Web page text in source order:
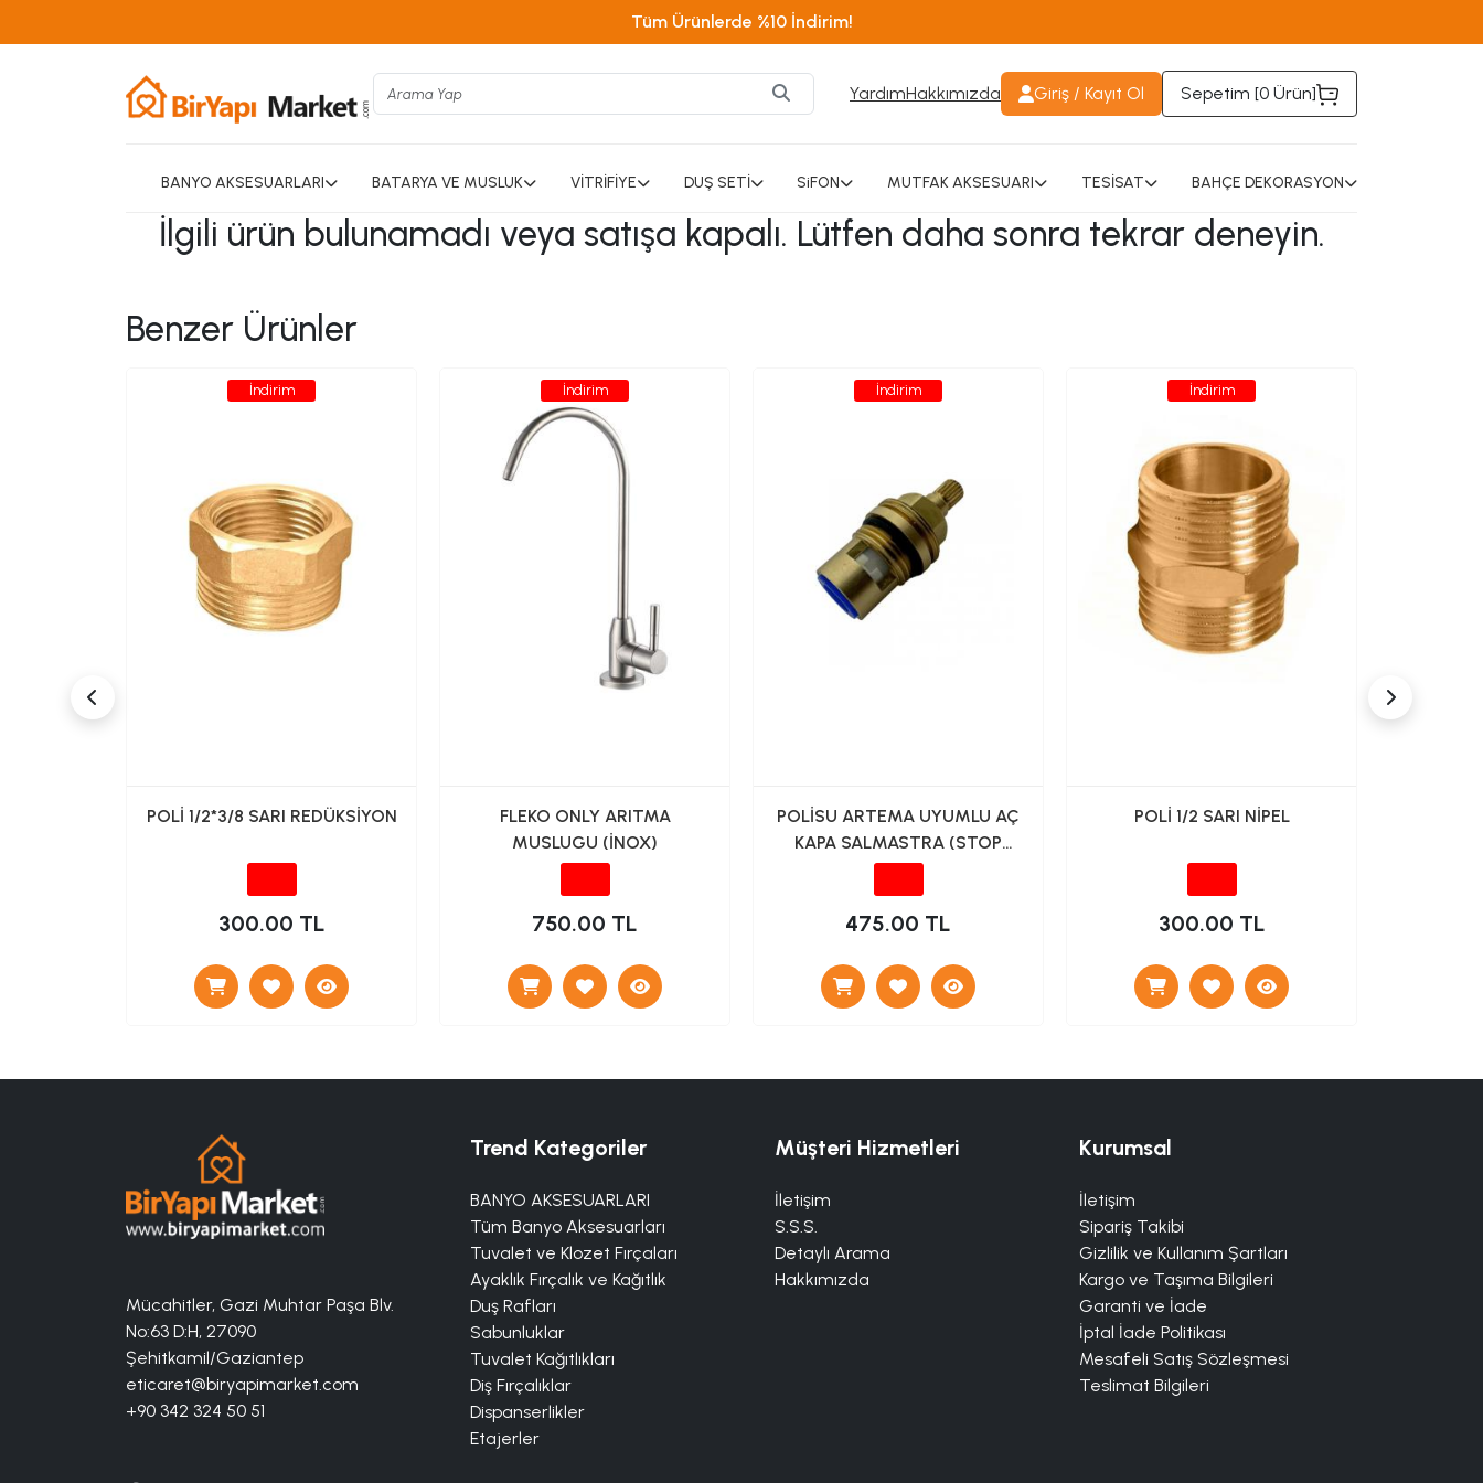
Tüm Ürünlerde %10 İndirim!
YardımHakkımızda Giriş / Kayıt Ol Sepetim [0 Ürün]
BANYO AKSESUARLARI BATARYA VE MUSLUK VİTRİFİYE DUŞ SETİ SiFON MUTFAK AKSESUARI TESİSAT BAHÇE DEKORASYON
İlgili ürün bulunamadı veya satışa kapalı. Lütfen daha sonra tekrar deneyin.
Benzer Ürünler
İndirim
POLİ 1/2*3/8 SARI REDÜKSİYON
300.00 TL
İndirim
FLEKO ONLY ARITMA
MUSLUGU (İNOX)
750.00 TL
İndirim
POLİSU ARTEMA UYUMLU AÇ
KAPA SALMASTRA (STOP
VALF)
475.00 TL
İndirim
POLİ 1/2 SARI NİPEL
300.00 TL
Mücahitler, Gazi Muhtar Paşa Blv.
No:63 D:H, 27090
Şehitkamil/Gaziantep
eticaret@biryapimarket.com
+90 342 324 50 51
Trend Kategoriler
BANYO AKSESUARLARI
Tüm Banyo Aksesuarları
Tuvalet ve Klozet Fırçaları
Ayaklık Fırçalık ve Kağıtlık
Duş Rafları
Sabunluklar
Tuvalet Kağıtlıkları
Diş Fırçalıklar
Dispanserlikler
Etajerler
Kurumsal
İletişim
Sipariş Takibi
Gizlilik ve Kullanım Şartları
Kargo ve Taşıma Bilgileri
Garanti ve İade
İptal İade Politikası
Mesafeli Satış Sözleşmesi
Teslimat Bilgileri
Müşteri Hizmetleri
İletişim
S.S.S.
Detaylı Arama
Hakkımızda